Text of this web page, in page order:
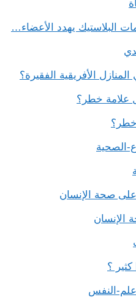
البلاستيك يهدد الأعضاء…
الأفريقية الفقيرة؟
خطر؟
الإنسان
؟